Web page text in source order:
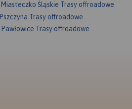
Miasteczko Śląskie Trasy offroadowe
Pszczyna Trasy offroadowe
Pawłowice Trasy offroadowe